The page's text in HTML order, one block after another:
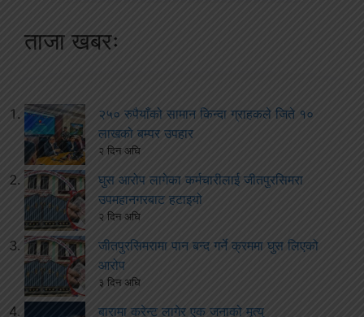
ताजा खबरः
२५० रुपैयाँको सामान किन्दा ग्राहकले जिते १०
लाखको बम्पर उपहार
२ दिन अघि
घुस आरोप लागेका कर्मचारीलाई जीतपुरसिमरा
उपमहानगरबाट हटाइयो
२ दिन अघि
जीतपुरसिमरामा पान बन्द गर्ने क्रममा घुस लिएको
आरोप
३ दिन अघि
बारामा करेन्ट लागेर एक जनाको मृत्यु